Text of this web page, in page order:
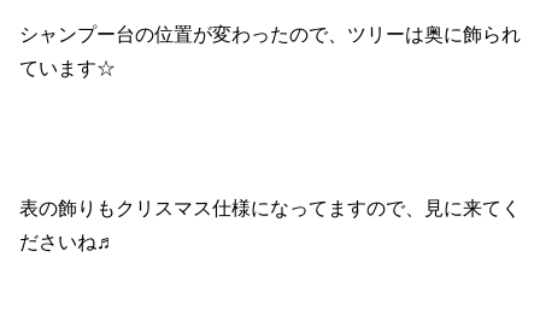
シャンプー台の位置が変わったので、ツリーは奥に飾られ
ています☆
表の飾りもクリスマス仕様になってますので、見に来てく
ださいね♬